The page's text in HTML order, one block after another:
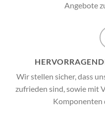
Angebote
Wir stellen sicher, dass
zufrieden sind, sowie mit
Komponenten